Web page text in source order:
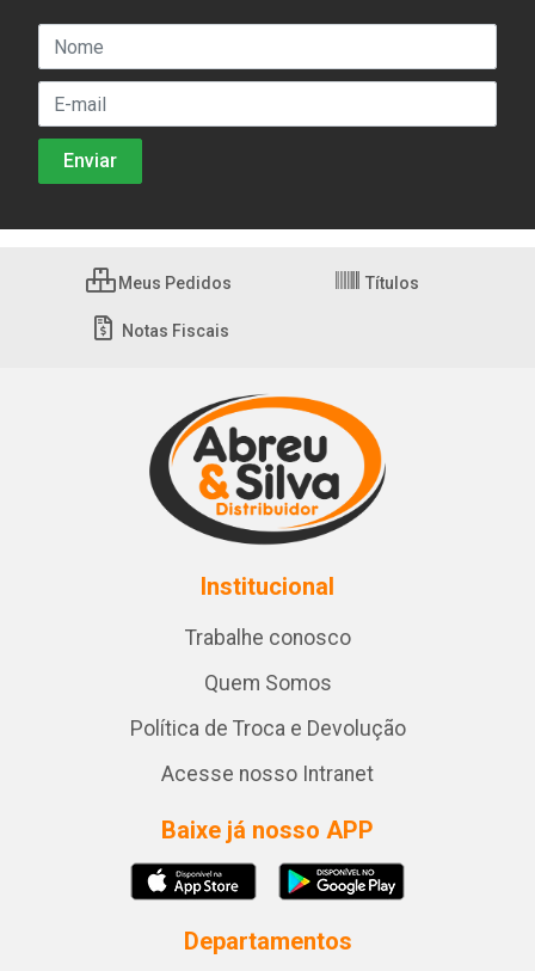
Meus Pedidos Títulos
Notas Fiscais
Institucional
Trabalhe conosco
Quem Somos
Política de Troca e Devolução
Acesse nosso Intranet
Baixe já nosso APP
Departamentos